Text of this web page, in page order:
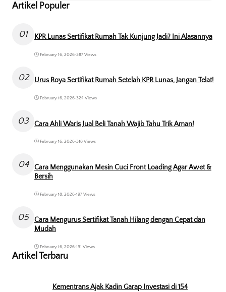
Artikel Populer
01 KPR Lunas Sertifikat Rumah Tak Kunjung Jadi? Ini Alasannya
February 16, 2026• 387 Views
02 Urus Roya Sertifikat Rumah Setelah KPR Lunas, Jangan Telat!
February 16, 2026•324 Views
03 Cara Ahli Waris Jual Beli Tanah Wajib Tahu Trik Aman!
February 16, 2026•318 Views
04
Cara Menggunakan Mesin Cuci Front Loading Agar Awet &
Bersih
February 18, 2026•197 Views
05
Cara Mengurus Sertifikat Tanah Hilang dengan Cepat dan
Mudah
February 16, 2026•191 Views
Artikel Terbaru
Kementrans Ajak Kadin Garap Investasi di 154